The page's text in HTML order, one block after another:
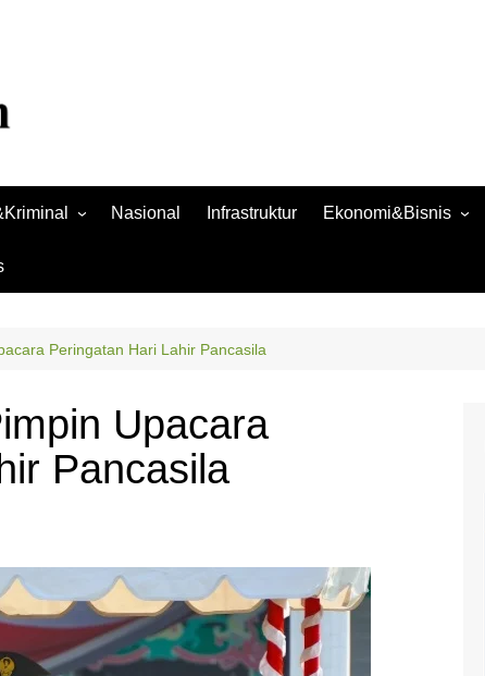
Nasional Infrastruktur Ekonomi&Bisnis
Ekonomi
Peringatan Hari Lahir Pancasila
Upacara
Pancasila